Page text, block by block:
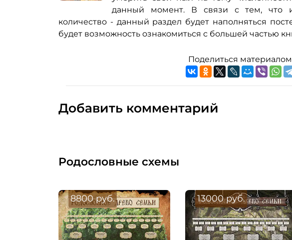
данный момент. В связи с тем, что
количество - данный раздел будет наполняться
будет возможность ознакомиться с большей частью
Поделиться
Добавить комментарий
Родословные схемы
8800 руб. 13000 руб.